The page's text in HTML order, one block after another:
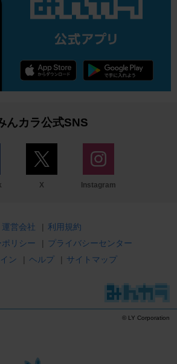
んカラ公式SNS
X Instagram
運営会社 | 利用規約
リシー
| プライバシーセンター
ン
| ヘルプ | サイトマップ
© LY Corporation